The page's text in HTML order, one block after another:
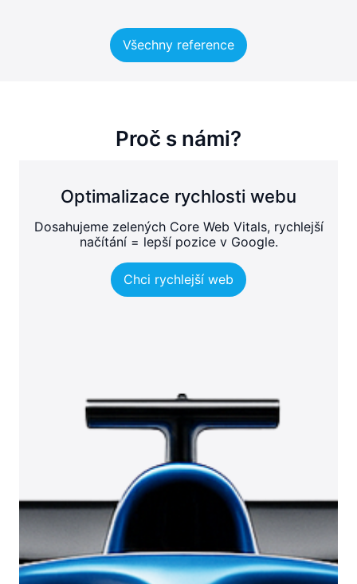
Všechny reference
Proč s námi?
Optimalizace rychlosti webu
Dosahujeme zelených Core Web Vitals, rychlejší
načítání = lepší pozice v Google.
Chci rychlejší web